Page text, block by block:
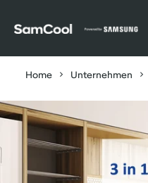
Home Unternehmen